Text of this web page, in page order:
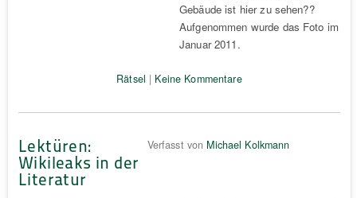
Gebäude ist hier zu sehen??
Aufgenommen wurde das Foto im
Januar 2011.
Rätsel | Keine Kommentare
Lektüren:
Wikileaks in der
Literatur
Verfasst von Michael Kolkmann